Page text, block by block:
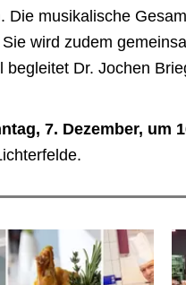
Die musikalische
wird zudem
Dr. Jochen
7. Dezember, um